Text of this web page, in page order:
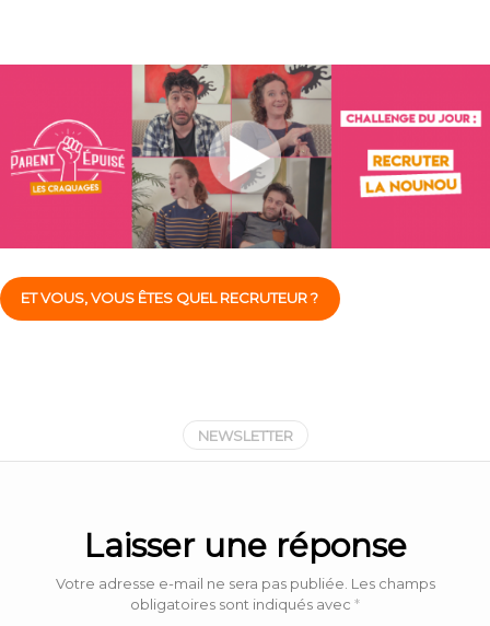
ET VOUS, VOUS ÊTES QUEL RECRUTEUR ?
NEWSLETTER
Laisser une réponse
Votre adresse e-mail ne sera pas publiée. Les champs
obligatoires sont indiqués avec *